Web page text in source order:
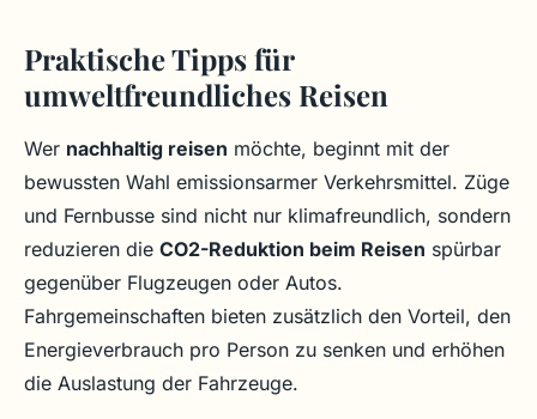
Praktische Tipps für
umweltfreundliches Reisen
Wer nachhaltig reisen möchte, beginnt mit der
bewussten Wahl emissionsarmer Verkehrsmittel. Züge
und Fernbusse sind nicht nur klimafreundlich, sondern
reduzieren die CO2-Reduktion beim Reisen spürbar
gegenüber Flugzeugen oder Autos.
Fahrgemeinschaften bieten zusätzlich den Vorteil, den
Energieverbrauch pro Person zu senken und erhöhen
die Auslastung der Fahrzeuge.